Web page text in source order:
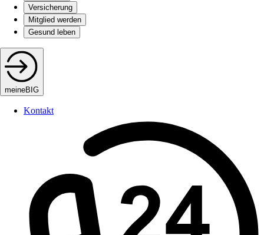
Versicherung
Mitglied werden
Gesund leben
meineBIG
Kontakt